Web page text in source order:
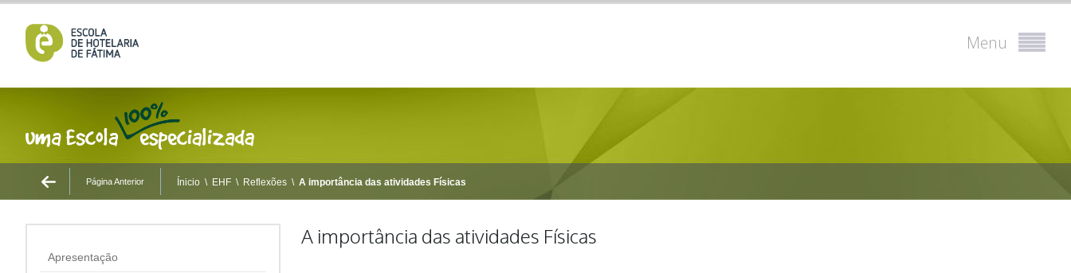
Menu
Página Anterior Ínicio \ EHF \ Reflexões \ A importância das atividades Físicas
Apresentação
A importância das atividades Físicas